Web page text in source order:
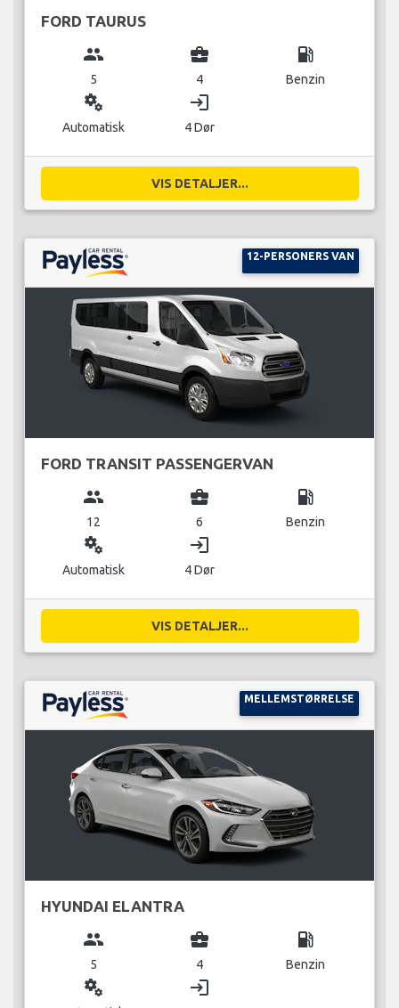
FORD TAURUS
group
5
business_center
4
local_gas_station
Benzin
miscellaneous_services
Automatisk
login
4 Dør
VIS DETALJER...
12-PERSONERS VAN
FORD TRANSIT PASSENGERVAN
group
12
business_center
6
local_gas_station
Benzin
miscellaneous_services
Automatisk
login
4 Dør
VIS DETALJER...
MELLEMSTØRRELSE
HYUNDAI ELANTRA
group
5
business_center
4
local_gas_station
Benzin
miscellaneous_services login